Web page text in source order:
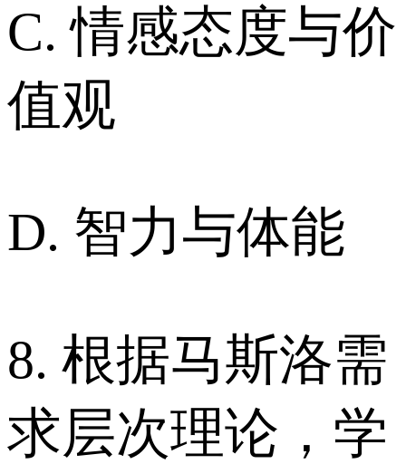
C. 情感态度与价
值观
D. 智力与体能
8. 根据马斯洛需
求层次理论，学